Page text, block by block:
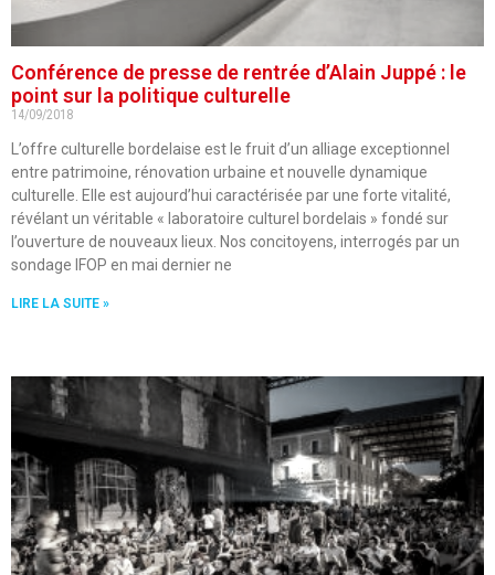
Conférence de presse de rentrée d’Alain Juppé : le
point sur la politique culturelle
14/09/2018
L’offre culturelle bordelaise est le fruit d’un alliage exceptionnel
entre patrimoine, rénovation urbaine et nouvelle dynamique
culturelle. Elle est aujourd’hui caractérisée par une forte vitalité,
révélant un véritable « laboratoire culturel bordelais » fondé sur
l’ouverture de nouveaux lieux. Nos concitoyens, interrogés par un
sondage IFOP en mai dernier ne
LIRE LA SUITE »